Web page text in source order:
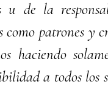
u de la
como patrones y
haciendo
a todos los